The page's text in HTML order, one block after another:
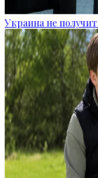
Украина не